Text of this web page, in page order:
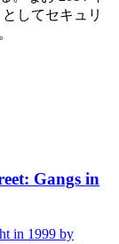
としてセキュリ
Gangs in
in 1999 by